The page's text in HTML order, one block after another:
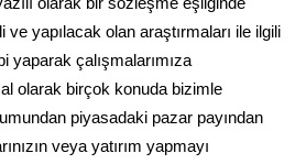
ve yapılacak olan araştırmaları ile ilgili
yaparak çalışmalarımıza
olarak birçok konuda bizimle
piyasadaki pazar payından
veya yatırım yapmayı